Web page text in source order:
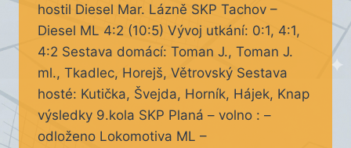
hostil Diesel Mar. Lázně SKP Tachov –
Diesel ML 4:2 (10:5) Vývoj utkání: 0:1, 4:1,
4:2 Sestava domácí: Toman J., Toman J.
ml., Tkadlec, Horejš, Větrovský Sestava
hosté: Kutička, Švejda, Horník, Hájek, Knap
výsledky 9.kola SKP Planá – volno : –
odloženo Lokomotiva ML –